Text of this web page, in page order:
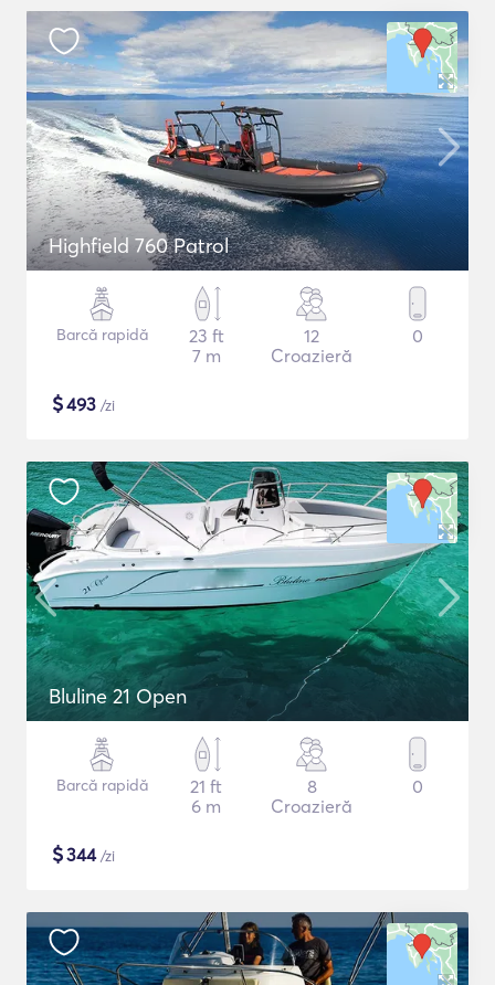
Highfield 760 Patrol
Barcă rapidă
23 ft
7 m
12
Croazieră
0
$493 /zi
Bluline 21 Open
Barcă rapidă
21 ft
6 m
8
Croazieră
0
$344/zi